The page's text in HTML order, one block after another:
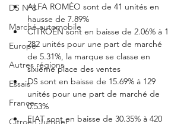
DS N°8
Marché automobile
Europe
Autres régions
Essais
France
Citroën Jumper
ALFA ROMÉO sont de 41 unités en
hausse de 7.89%
CITROËN sont en baisse de 2.06% à 1
282 unités pour une part de marché
de 5.31%, la marque se classe en
sixième place des ventes
DS sont en baisse de 15.69% à 129
unités pour une part de marché de
0.53%
FIAT sont en baisse de 30.35% à 420